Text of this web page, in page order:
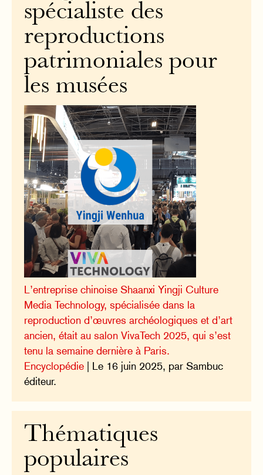
spécialiste des
reproductions
patrimoniales pour
les musées
L’entreprise chinoise Shaanxi Yingji Culture
Media Technology, spécialisée dans la
reproduction d’œuvres archéologiques et d’art
ancien, était au salon VivaTech 2025, qui s’est
tenu la semaine dernière à Paris.
Encyclopédie | Le 16 juin 2025, par Sambuc
éditeur.
Thématiques
populaires